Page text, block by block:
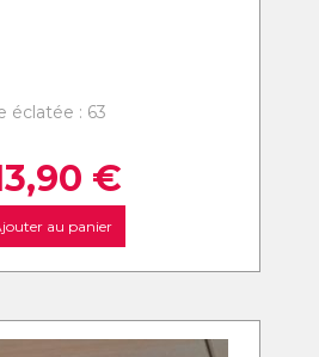
éclatée : 63
€
au panier